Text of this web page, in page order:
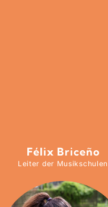
Félix Briceño
Leiter der Musikschulen